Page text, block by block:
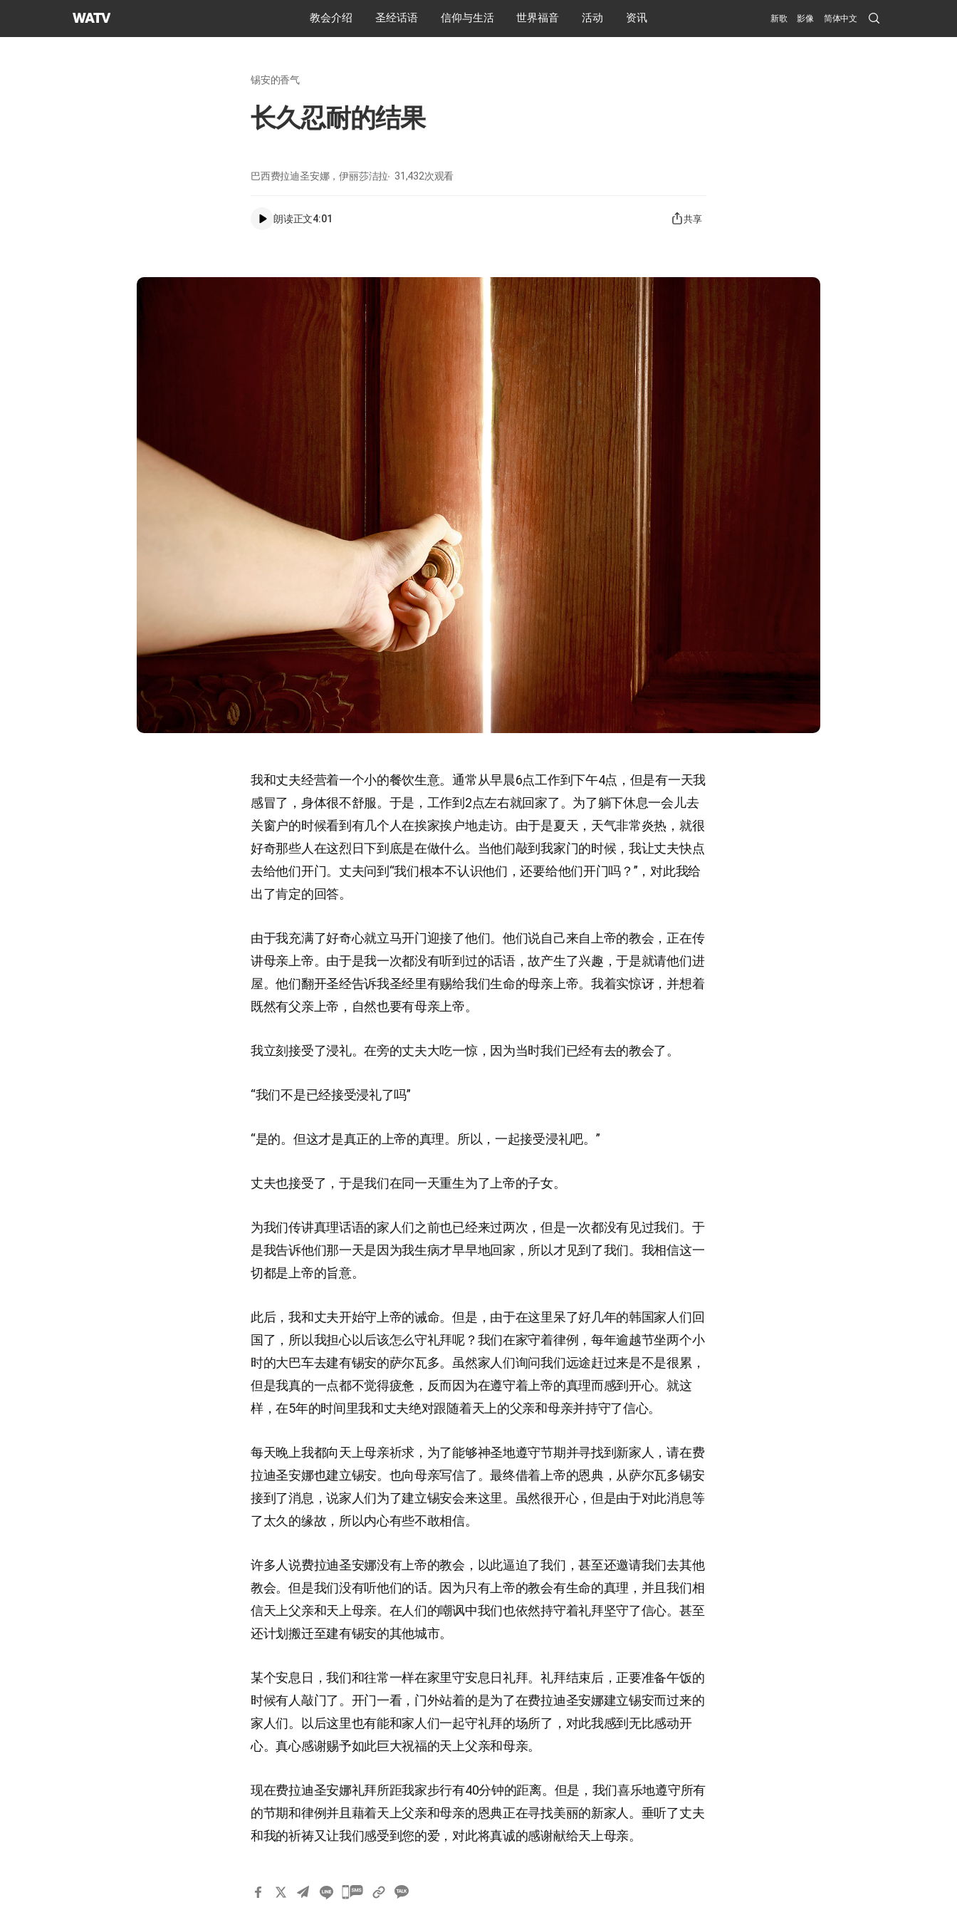
上
教会介绍 圣经话语 信仰与生活 世界福音 活动 资讯 新歌 影像 简体中文 Search
Submit
锡安的香气
长久忍耐的结果
巴西费拉迪圣安娜，伊丽莎洁拉 31,432次观看
朗读正文4:01 共享
我和丈夫经营着一个小的餐饮生意。通常从早晨6点工作到下午4点，但是有一天我
感冒了，身体很不舒服。于是，工作到2点左右就回家了。为了躺下休息一会儿去
关窗户的时候看到有几个人在挨家挨户地走访。由于是夏天，天气非常炎热，就很
好奇那些人在这烈日下到底是在做什么。当他们敲到我家门的时候，我让丈夫快点
去给他们开门。丈夫问到“我们根本不认识他们，还要给他们开门吗？”，对此我给
出了肯定的回答。
由于我充满了好奇心就立马开门迎接了他们。他们说自己来自上帝的教会，正在传
讲母亲上帝。由于是我一次都没有听到过的话语，故产生了兴趣，于是就请他们进
屋。他们翻开圣经告诉我圣经里有赐给我们生命的母亲上帝。我着实惊讶，并想着
既然有父亲上帝，自然也要有母亲上帝。
我立刻接受了浸礼。在旁的丈夫大吃一惊，因为当时我们已经有去的教会了。
“我们不是已经接受浸礼了吗”
“是的。但这才是真正的上帝的真理。所以，一起接受浸礼吧。”
丈夫也接受了，于是我们在同一天重生为了上帝的子女。
为我们传讲真理话语的家人们之前也已经来过两次，但是一次都没有见过我们。于
是我告诉他们那一天是因为我生病才早早地回家，所以才见到了我们。我相信这一
切都是上帝的旨意。
此后，我和丈夫开始守上帝的诫命。但是，由于在这里呆了好几年的韩国家人们回
国了，所以我担心以后该怎么守礼拜呢？我们在家守着律例，每年逾越节坐两个小
时的大巴车去建有锡安的萨尔瓦多。虽然家人们询问我们远途赶过来是不是很累，
但是我真的一点都不觉得疲惫，反而因为在遵守着上帝的真理而感到开心。就这
样，在5年的时间里我和丈夫绝对跟随着天上的父亲和母亲并持守了信心。
每天晚上我都向天上母亲祈求，为了能够神圣地遵守节期并寻找到新家人，请在费
拉迪圣安娜也建立锡安。也向母亲写信了。最终借着上帝的恩典，从萨尔瓦多锡安
接到了消息，说家人们为了建立锡安会来这里。虽然很开心，但是由于对此消息等
了太久的缘故，所以内心有些不敢相信。
许多人说费拉迪圣安娜没有上帝的教会，以此逼迫了我们，甚至还邀请我们去其他
教会。但是我们没有听他们的话。因为只有上帝的教会有生命的真理，并且我们相
信天上父亲和天上母亲。在人们的嘲讽中我们也依然持守着礼拜坚守了信心。甚至
还计划搬迁至建有锡安的其他城市。
某个安息日，我们和往常一样在家里守安息日礼拜。礼拜结束后，正要准备午饭的
时候有人敲门了。开门一看，门外站着的是为了在费拉迪圣安娜建立锡安而过来的
家人们。以后这里也有能和家人们一起守礼拜的场所了，对此我感到无比感动开
心。真心感谢赐予如此巨大祝福的天上父亲和母亲。
现在费拉迪圣安娜礼拜所距我家步行有40分钟的距离。但是，我们喜乐地遵守所有
的节期和律例并且藉着天上父亲和母亲的恩典正在寻找美丽的新家人。垂听了丈夫
和我的祈祷又让我们感受到您的爱，对此将真诚的感谢献给天上母亲。
카